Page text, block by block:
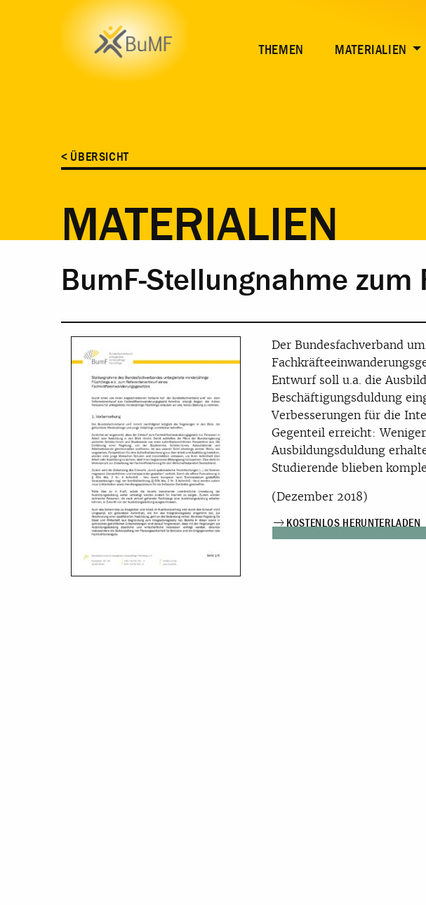
THEMEN MATERIALIEN
< ÜBERSICHT
MATERIALIEN
INHALT
BumF-Stellungnahme
Der Bundesfachverband
Entwurf soll u.a. die
Beschäftigungsduldung
Verbesserungen für die
Gegenteil erreicht:
Ausbildungsduldung
Studierende blieben
(Dezember 2018)
KOSTENLOS HERUNTERLADEN